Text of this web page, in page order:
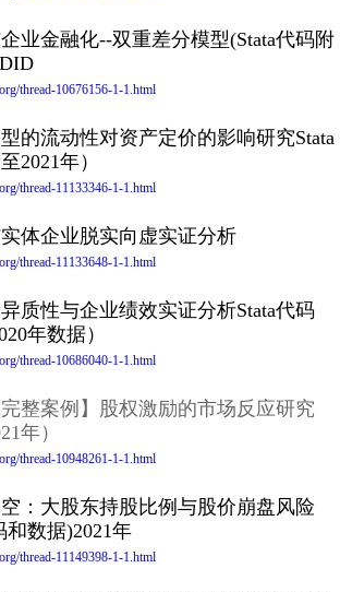
业金融化--双重差分模型(Stata代码附
thread-10676156-1-1.html
的流动性对资产定价的影响研究Stata
2021年）
thread-11133346-1-1.html
体企业脱实向虚实证分析
thread-11133648-1-1.html
质性与企业绩效实证分析Stata代码
年数据）
thread-10686040-1-1.html
完整案例】股权激励的市场反应研究
年）
thread-10948261-1-1.html
：大股东持股比例与股价崩盘风险
和数据)2021年
thread-11149398-1-1.html